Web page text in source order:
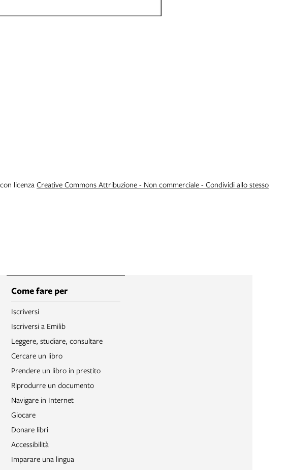
licenza Creative Commons Attribuzione - Non commerciale - Condividi allo stesso
Come fare per
Iscriversi
Iscriversi a Emilib
Leggere, studiare, consultare
Cercare un libro
Prendere un libro in prestito
Riprodurre un documento
Navigare in Internet
Giocare
Donare libri
Accessibilità
Imparare una lingua